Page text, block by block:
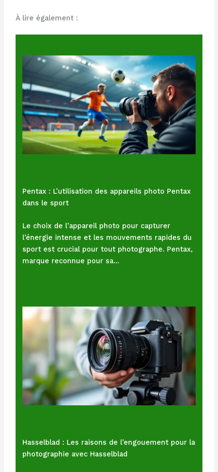
À lire également :
Pentax : L’utilisation des appareils photo Pentax
dans le sport
Le choix de l’appareil photo pour capturer
l’énergie intense et les mouvements rapides du
sport est crucial pour tout photographe. Pentax,
marque reconnue pour sa…
Hasselblad : Les raisons de l’engouement pour la
photographie avec Hasselblad